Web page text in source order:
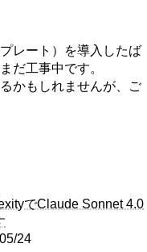
レート）を導入したば
だ工事中です。
かもしれませんが、ご
でClaude Sonnet 4.0
24